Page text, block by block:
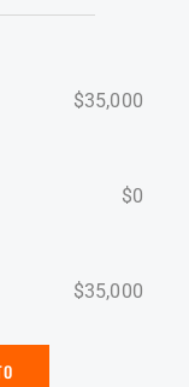
$35,000
$0
$35,000